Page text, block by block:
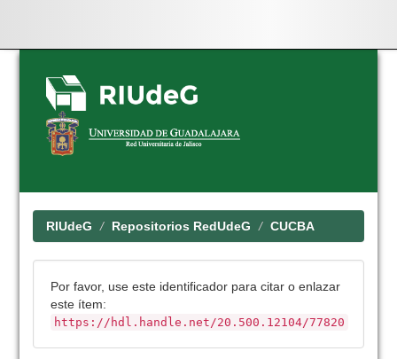
Skip
navigation
RIUdeG Repositorios RedUdeG CUCBA
Por favor, use este identificador para citar o enlazar
este ítem:
https://hdl.handle.net/20.500.12104/77820